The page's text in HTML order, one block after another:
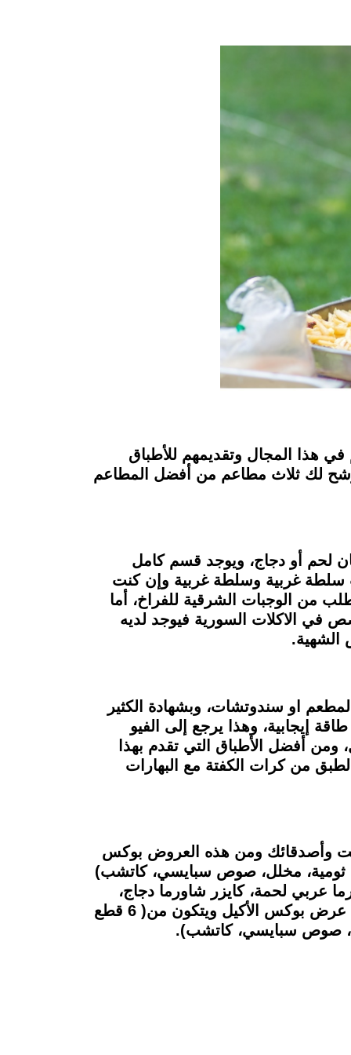
هذا المجال وتقديمهم للأطباق
لك ثلاث مطاعم من أفضل المطاعم
لحم أو دجاج، ويوجد قسم كامل
سلطة غربية وسلطة غربية وإن كنت
من الوجبات الشرقية للفراخ، أما
في الاكلات السورية فيوجد لديه
الشهية.
او سندوتشات، وبشهادة الكثير
إيجابية، وهذا يرجع إلى الفيو
أفضل الأطباق التي تقدم بهذا
ما بين 180 جنيه الي 190 جنيه ويتكون هذا الطبق من كرات الكفتة مع البهارات
أنت وأصدقائك ومن هذه العروض بوكس
بطاطس، خبز محمص، ثومية، مخلل، صوص سبايسي، كاتشب)
أبو أنس ويحتوي على (6 قطع شاورما عربي دجاج، 6 قطع شاورما عربي لحمة، كايزر شاورما دجاج،
بطاطس، خبز محمص، ثومية، مخلل، صوص سبايسي، كاتشب)، وإن كنت شخص أكيل فنقدم لك عرض بوكس الأكيل ويتكون من( 6 قطع